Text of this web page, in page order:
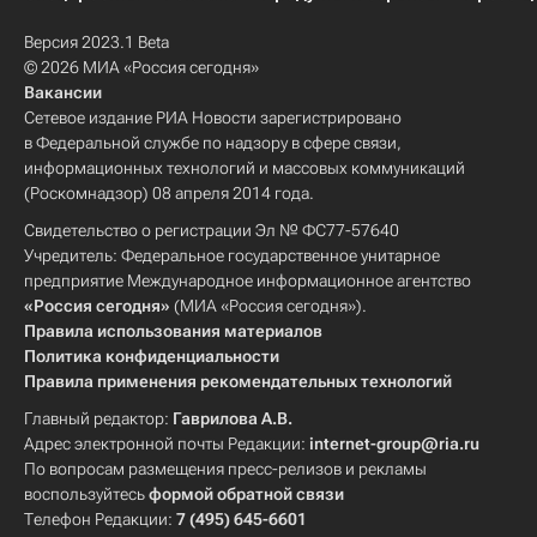
Версия 2023.1 Beta
© 2026 МИА «Россия сегодня»
Вакансии
Сетевое издание РИА Новости зарегистрировано
в Федеральной службе по надзору в сфере связи,
информационных технологий и массовых коммуникаций
(Роскомнадзор) 08 апреля 2014 года.
Свидетельство о регистрации Эл № ФС77-57640
Учредитель: Федеральное государственное унитарное
предприятие Международное информационное агентство
«Россия сегодня» (МИА «Россия сегодня»).
Правила использования материалов
Политика конфиденциальности
Правила применения рекомендательных технологий
Главный редактор: Гаврилова А.В.
Адрес электронной почты Редакции: internet-group@ria.ru
По вопросам размещения пресс-релизов и рекламы
воспользуйтесьформой обратной связи
Телефон Редакции: 7 (495) 645-6601